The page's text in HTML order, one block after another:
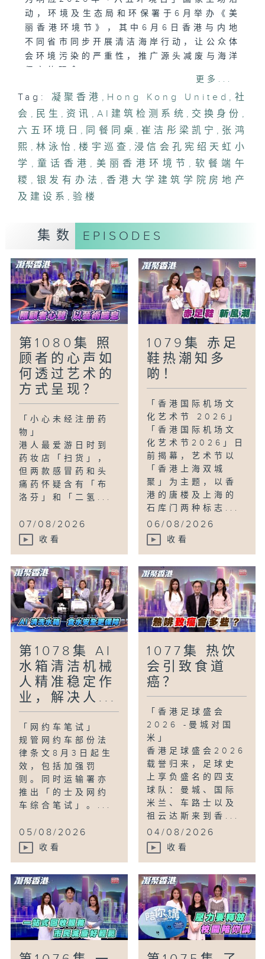
动，环境及生态局和环保署于6月举办《美
丽香港环境节》，其中6月6日香港与内地
不同省市同步开展清洁海岸行动，让公众体
会环境污染的严重性，推广源头减废与海洋
「验楼用AI．检测效率快」
楼宇老化问题为城市带来安全隐患，传统检
查方式耗时费力，难以应付大规模检测需
求。香港大学团队新研发AI建筑检测系
缝、混凝土剥落等楼宇缺陷，并生成互动
3D模型辅助了解楼宇状况，为楼宇巡查开
创新方向。
「银发有办法-「同餐同桌」软餐端午糭+点
心」
务」的雅膳坊为照顾者和长者提供多种软
餐，款式包括应节食品糭和点心等，期望有
需要的朋友，例如长者和吞咽困难的人士等
等，能够与家人同餐同桌，重拾过节的乐
趣。
「童话香港-如果我是.....」
如果可以和其他人交换身份生活一天，小朋
友想最选谁？又会利用这个新身份做甚麽？
更多...
Tag: 凝聚香港 , Hong Kong United , 社
会 , 民生 , 资讯 , AI建筑检测系统 , 交换身份 ,
六五环境日 , 同餐同桌 ,崔洁彤梁凯宁 , 张鸿
熙 , 林泳怡 ,楼宇巡查 ,浸信会孔宪绍天虹小
学 , 童话香港 , 美丽香港环境节 , 软餐端午
糭 , 银发有办法 , 香港大学建筑学院房地产
及建设系 ,验楼
集数 EPISODES
第1080集 照
顾者的心声如
何透过艺术的
方式呈现？
「小心未经注册药
物」
港人最爱游日时到
药妆店「扫货」，
但两款感冒药和头
痛药怀疑含有「布
洛芬」和「二氢...
07/08/2026
收看
1079集 赤足
鞋热潮知多
啲！
「香港国际机场文
化艺术节 2026」
「香港国际机场文
化艺术节2026」日
前揭幕，艺术节以
「香港上海双城
聚」为主题，以香
港的唐楼及上海的
石库门两种标志...
06/08/2026
收看
第1078集 AI
水箱清洁机械
人精准稳定作
业，解决人...
「网约车笔试」
规管网约车部份法
律条文8月3日起生
效，包括加强罚
则。同时运输署亦
推出「的士及网约
车综合笔试」。...
05/08/2026
收看
1077集 热饮
会引致食道
癌？
「香港足球盛会
2026 -曼城对国
米」
香港足球盛会2026
载誉归来，足球史
上享负盛名的四支
球队：曼城、国际
米兰、车路士以及
祖云达斯来到香...
04/08/2026
收看